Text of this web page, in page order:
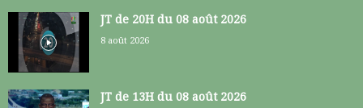
JT de 20H du 08 août 2026
8 août 2026
JT de 13H du 08 août 2026